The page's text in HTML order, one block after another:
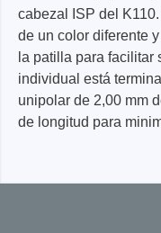
cabezal ISP del
de un color diferente
la patilla para
individual está
unipolar de 2,00 mm
de longitud para